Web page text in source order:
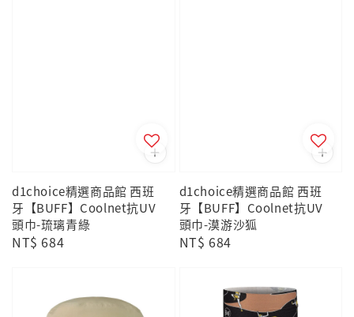
d1choice精選商品館 西班
牙【BUFF】Coolnet抗UV
頭巾-琉璃青綠
Regular
NT$ 684
d1choice精選商品館 西班
牙【BUFF】Coolnet抗UV
頭巾-漠游沙狐
Regular
NT$ 684